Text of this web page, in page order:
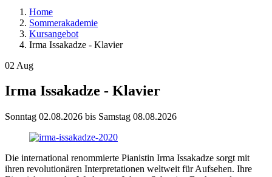
Home
Sommerakademie
Kursangebot
Irma Issakadze - Klavier
02 Aug
Irma Issakadze - Klavier
Sonntag 02.08.2026 bis Samstag 08.08.2026
Die international renommierte Pianistin Irma Issakadze sorgt mit
ihren revolutionären Interpretationen weltweit für Aufsehen. Ihre